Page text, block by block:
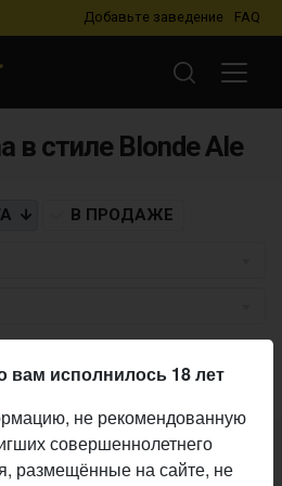
Добавьте заведение FAQ
в стиле Blonde Ale
В ПРОДАЖЕ
или магазин в каталоге?
вам исполнилось 18 лет
не рекомендованную
совершеннолетнего
размещённые на сайте, не